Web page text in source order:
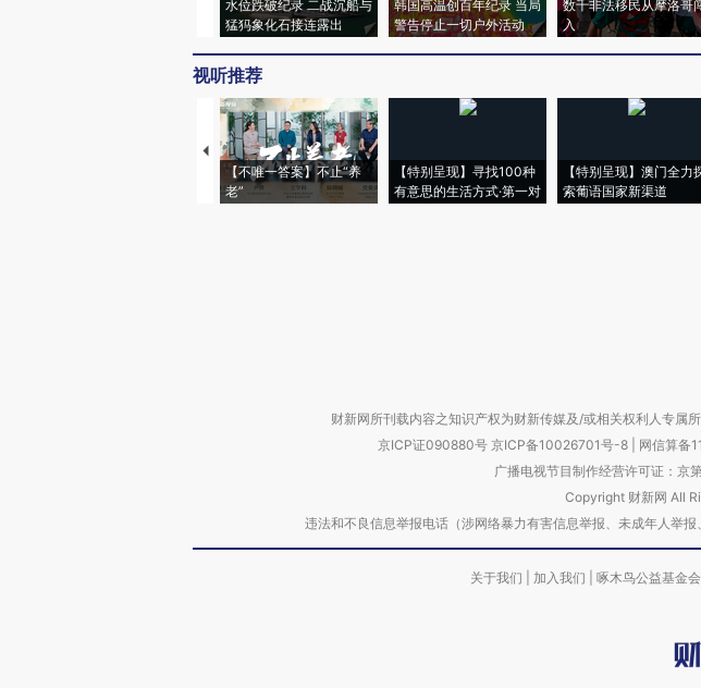
水位跌破纪录 二战沉船与
猛犸象化石接连露出
韩国高温创百年纪录 当局
警告停止一切户外活动
数千非法移民从摩洛哥
入
视听推荐
【不唯一答案】不止“养
老”
【特别呈现】寻找100种
有意思的生活方式·第一对
【特别呈现】澳门全力
索葡语国家新渠道
财新网所刊载内容之知识产权为财新传媒及/或相关权利人专属
京ICP证090880号 京ICP备10026701号-8 网信算备
广播电视节目制作经营许可证：京
Copyright 财新网 All
违法和不良信息举报电话（涉网络暴力有害信息举报、未成年人
关于我们 加入我们 啄木鸟公益基金会